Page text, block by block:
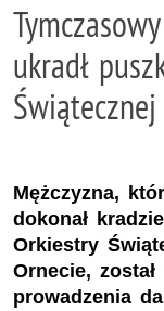
ukradł
Mężczyzna,
dokonał
Orkiestry
Ornecie,
prowadzenia